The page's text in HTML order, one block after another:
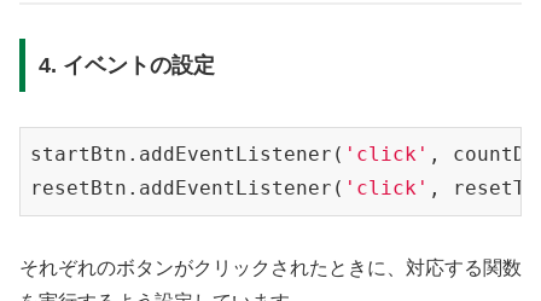
4. イベントの設定
startBtn.addEventListener( 'click' ,
resetBtn.addEventListener( 'click'
それぞれのボタンがクリックされたときに、対応する関数